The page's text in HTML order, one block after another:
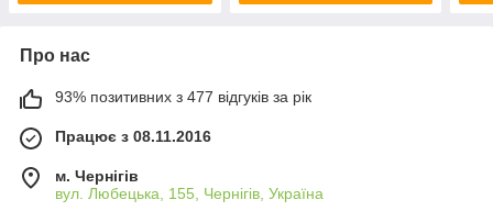
Про нас
93% позитивних з 477 відгуків за рік
Працює з 08.11.2016
м. Чернігів
вул. Любецька, 155, Чернігів, Україна